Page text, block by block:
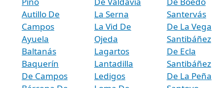
Autillo De
Campos
Ayuela
Baltanás
Baquerín
De Campos
La Serna
La Vid De
Ojeda
Lagartos
Lantadilla
Ledigos
Santervás
De La Vega
Santibáñez
De Ecla
Santibáñez
De La Peña